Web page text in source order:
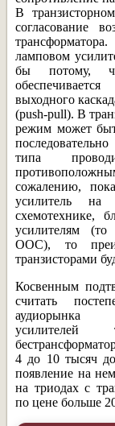
В
согласование
ламповом
бы потому,
выходного
(push-pull). В
режим может
типа
сожалению,
усилитель
схемотехнике,
усилителям (то
ООС), то
транзисторами
Косвенным
считать
аудиорынка
4 до 10 тысяч
появление на
на триодах с
по цене больше